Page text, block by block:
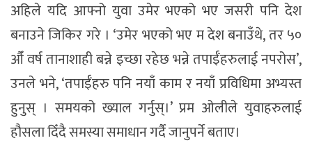
अहिले यदि आफ्नो युवा उमेर भएको भए जसरी पनि देश
बनाउने जिकिर गरे । ‘उमेर भएको भए म देश बनाउँथे, तर ५०
औँ वर्ष तानाशाही बन्ने इच्छा रहेछ भन्ने तपाईँहरुलाई नपरोस’,
उनले भने, ‘तपाईँहरु पनि नयाँ काम र नयाँ प्रविधिमा अभ्यस्त
हुनुस् । समयको ख्याल गर्नुस्।’ प्रम ओलीले युवाहरुलाई
हौसला दिँदै समस्या समाधान गर्दै जानुपर्ने बताए।